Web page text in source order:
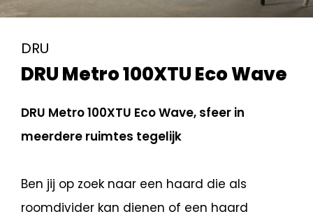
DRU
DRU Metro 100XTU Eco Wave
DRU Metro 100XTU Eco Wave, sfeer in
meerdere ruimtes tegelijk
Ben jij op zoek naar een haard die als
roomdivider kan dienen of een haard